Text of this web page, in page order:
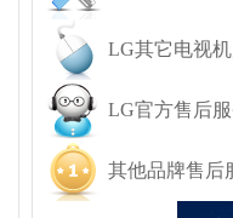
LG其它电视
LG官方售后
其他品牌售后